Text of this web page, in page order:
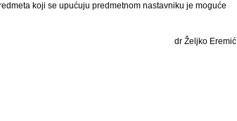
koji se upućuju predmetnom nastavniku je moguće
dr Željko Eremić